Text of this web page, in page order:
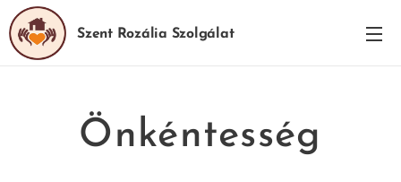
Szent Rozália Szolgálat
Önkéntesség